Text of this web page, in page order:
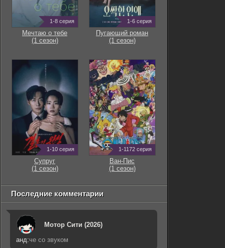
1-8 серия
Мечтаю о тебе
(1 сезон)
1-6 серия
Пугающий роман
(1 сезон)
1-10 серия
Супруг
(1 сезон)
1-1172 серия
Ван-Пис
(1 сезон)
Последние комментарии
Мотор Сити (2026)
анд:че со звуком